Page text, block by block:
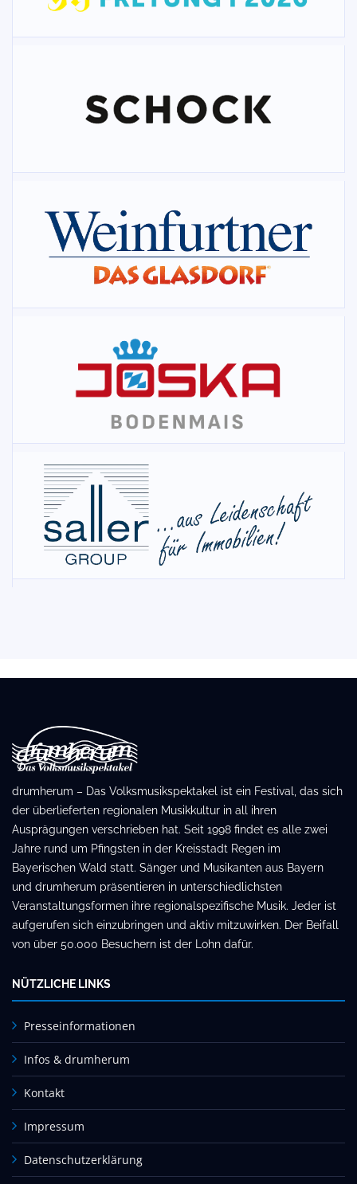
drumherum – Das Volksmusikspektakel ist ein Festival, das sich
der überlieferten regionalen Musikkultur in all ihren
Ausprägungen verschrieben hat. Seit 1998 findet es alle zwei
Jahre rund um Pfingsten in der Kreisstadt Regen im
Bayerischen Wald statt. Sänger und Musikanten aus Bayern
und drumherum präsentieren in unterschiedlichsten
Veranstaltungsformen ihre regionalspezifische Musik. Jeder ist
aufgerufen sich einzubringen und aktiv mitzuwirken. Der Beifall
von über 50.000 Besuchern ist der Lohn dafür.
NÜTZLICHE LINKS
Presseinformationen
Infos & drumherum
Kontakt
Impressum
Datenschutzerklärung